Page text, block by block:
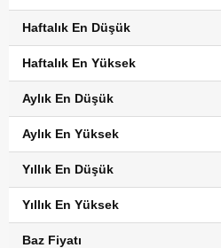
Haftalık En Düşük
Haftalık En Yüksek
Aylık En Düşük
Aylık En Yüksek
Yıllık En Düşük
Yıllık En Yüksek
Baz Fiyatı